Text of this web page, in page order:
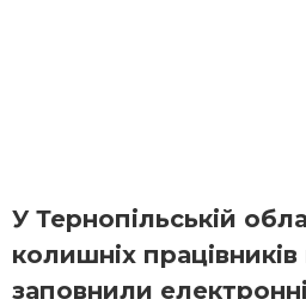
У Тернопільській
колишніх працівників
заповнили